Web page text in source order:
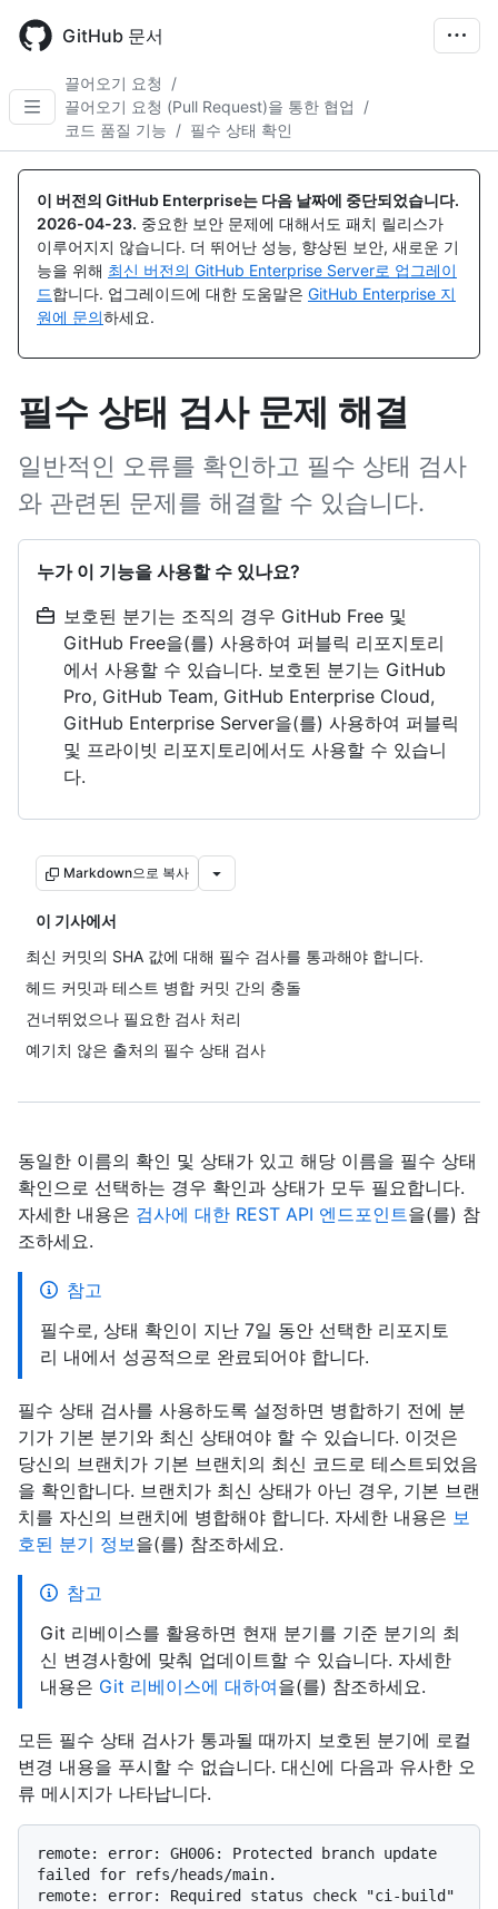
main
GitHub 문서
끌어오기 요청
/
끌어오기 요청 (Pull Request)을 통한 협업
/
코드 품질 기능 / 필수 상태 확인
이 버전의 GitHub Enterprise는 다음 날짜에 중단되었습니다.
2026-04-23. 중요한 보안 문제에 대해서도 패치 릴리스가
이루어지지 않습니다. 더 뛰어난 성능, 향상된 보안, 새로운 기
능을 위해 최신 버전의 GitHub Enterprise Server로 업그레이
드합니다. 업그레이드에 대한 도움말은 GitHub Enterprise 지
원에 문의하세요.
필수 상태 검사 문제 해결
일반적인 오류를 확인하고 필수 상태 검사
와 관련된 문제를 해결할 수 있습니다.
누가 이 기능을 사용할 수 있나요?
보호된 분기는 조직의 경우 GitHub Free 및
GitHub Free을(를) 사용하여 퍼블릭 리포지토리
에서 사용할 수 있습니다. 보호된 분기는 GitHub
Pro, GitHub Team, GitHub Enterprise Cloud,
GitHub Enterprise Server을(를) 사용하여 퍼블릭
및 프라이빗 리포지토리에서도 사용할 수 있습니
다.
Markdown으로 복사
이 기사에서
최신 커밋의 SHA 값에 대해 필수 검사를 통과해야 합니다.
헤드 커밋과 테스트 병합 커밋 간의 충돌
건너뛰었으나 필요한 검사 처리
예기치 않은 출처의 필수 상태 검사
동일한 이름의 확인 및 상태가 있고 해당 이름을 필수 상태
확인으로 선택하는 경우 확인과 상태가 모두 필요합니다.
자세한 내용은 검사에 대한 REST API 엔드포인트을(를) 참
조하세요.
참고
필수로, 상태 확인이 지난 7일 동안 선택한 리포지토
리 내에서 성공적으로 완료되어야 합니다.
필수 상태 검사를 사용하도록 설정하면 병합하기 전에 분
기가 기본 분기와 최신 상태여야 할 수 있습니다. 이것은
당신의 브랜치가 기본 브랜치의 최신 코드로 테스트되었음
을 확인합니다. 브랜치가 최신 상태가 아닌 경우, 기본 브랜
치를 자신의 브랜치에 병합해야 합니다. 자세한 내용은 보
호된 분기 정보을(를) 참조하세요.
참고
Git 리베이스를 활용하면 현재 분기를 기준 분기의 최
신 변경사항에 맞춰 업데이트할 수 있습니다. 자세한
내용은 Git 리베이스에 대하여을(를) 참조하세요.
모든 필수 상태 검사가 통과될 때까지 보호된 분기에 로컬
변경 내용을 푸시할 수 없습니다. 대신에 다음과 유사한 오
류 메시지가 나타납니다.
remote: error: GH006: Protected branch update
failed for refs/heads/main.
remote: error: Required status check "ci-build"